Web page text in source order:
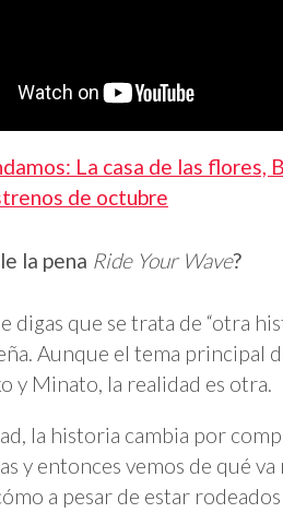
La casa de las flores,
de octubre
la pena Ride Your Wave?
digas que se trata de “otra
Aunque el tema principal
y Minato, la realidad es otra.
la historia cambia por
y entonces vemos de qué
a pesar de estar